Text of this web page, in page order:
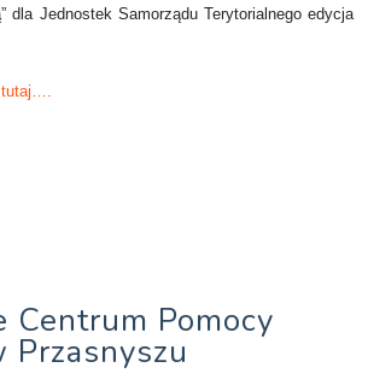
dla Jednostek Samorządu Terytorialnego edycja
tutaj….
Centrum Pomocy
Przasnyszu